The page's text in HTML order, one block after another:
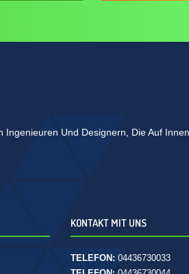
Und Designern, Die Auf
KONTAKT MIT UNS
TELEFON: 04436730033